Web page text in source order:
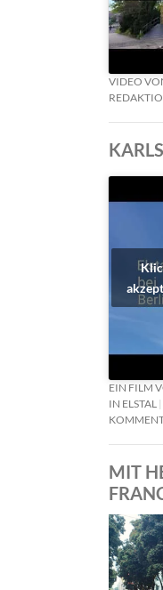
VIDEO
EIN FILM
IN ELSTAL
MIT